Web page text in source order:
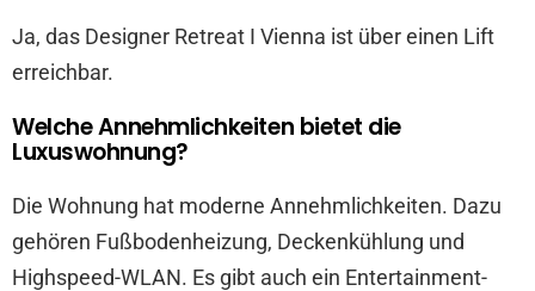
Ja, das Designer Retreat I Vienna ist über einen Lift
erreichbar.
Welche Annehmlichkeiten bietet die
Luxuswohnung?
Die Wohnung hat moderne Annehmlichkeiten. Dazu
gehören Fußbodenheizung, Deckenkühlung und
Highspeed-WLAN. Es gibt auch ein Entertainment-